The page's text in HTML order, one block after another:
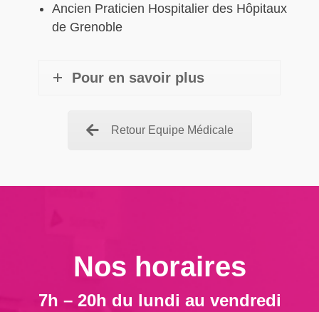
Ancien Praticien Hospitalier des Hôpitaux
de Grenoble
Pour en savoir plus
Retour Equipe Médicale
Nos horaires
7h – 20h du lundi au vendredi